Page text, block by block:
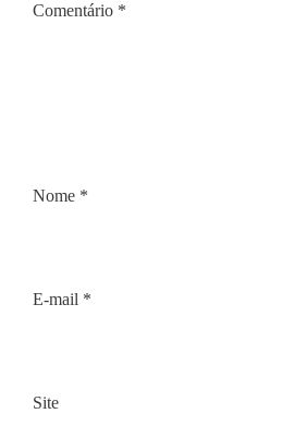
Comentário *
Nome *
E-mail *
Site